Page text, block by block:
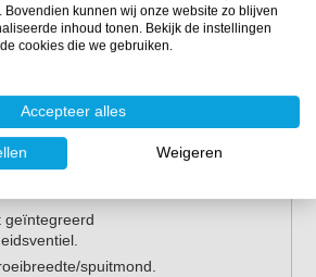
en alkalische middelen met een
5-10.
geïntegreerd
spuitmond.
kunnen wij onze website zo blijven
inhoud tonen. Bekijk de instellingen
cookies die we gebruiken.
Accepteer alles
Weigeren